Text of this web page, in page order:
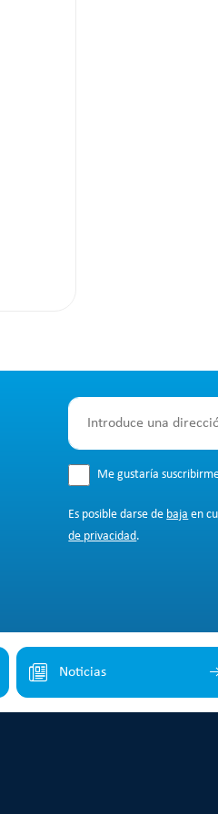
Me gustaría
Es posible darse de baja en
de privacidad.
Noticias